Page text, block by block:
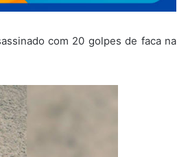
com 20 golpes de faca na